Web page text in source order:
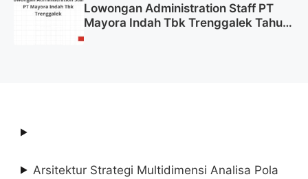
Lowongan Administration Staff PT
Mayora Indah Tbk Trenggalek Tahun
Arsitektur Strategi Multidimensi Analisa Pola